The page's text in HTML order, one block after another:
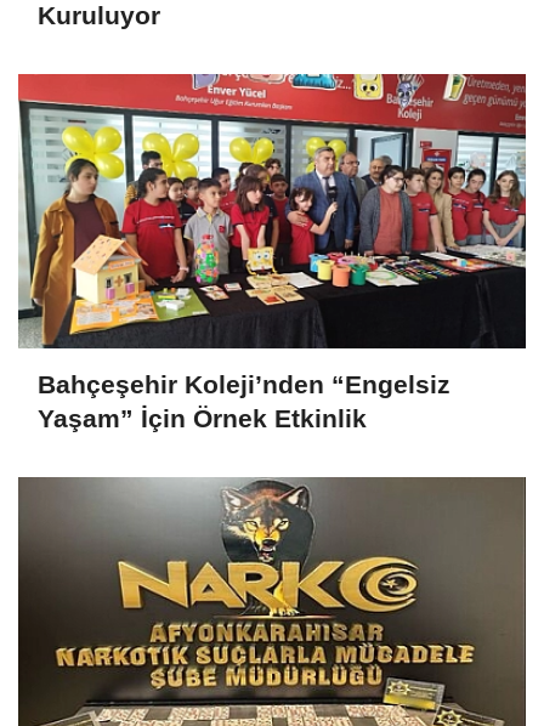
Kuruluyor
Bahçeşehir Koleji’nden “Engelsiz
Yaşam” İçin Örnek Etkinlik